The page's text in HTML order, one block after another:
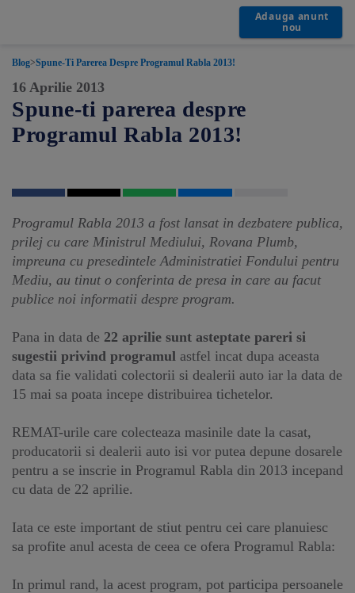
Adauga anunt
nou
Blog>Spune-Ti Parerea Despre Programul Rabla 2013!
16 Aprilie 2013
Spune-ti parerea despre
Programul Rabla 2013!
Programul Rabla 2013 a fost lansat in dezbatere publica,
prilej cu care Ministrul Mediului, Rovana Plumb,
impreuna cu presedintele Administratiei Fondului pentru
Mediu, au tinut o conferinta de presa in care au facut
publice noi informatii despre program.
Pana in data de 22 aprilie sunt asteptate pareri si
sugestii privind programul astfel incat dupa aceasta
data sa fie validati colectorii si dealerii auto iar la data de
15 mai sa poata incepe distribuirea tichetelor.
REMAT-urile care colecteaza masinile date la casat,
producatorii si dealerii auto isi vor putea depune dosarele
pentru a se inscrie in Programul Rabla din 2013 incepand
cu data de 22 aprilie.
Iata ce este important de stiut pentru cei care planuiesc
sa profite anul acesta de ceea ce ofera Programul Rabla:
In primul rand, la acest program, pot participa persoanele